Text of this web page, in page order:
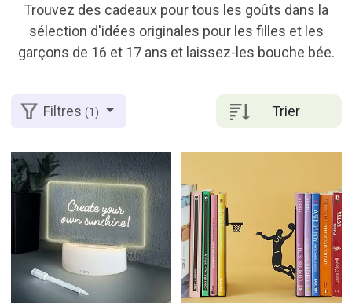
Trouvez des cadeaux pour tous les goûts dans la
sélection d'idées originales pour les filles et les
garçons de 16 et 17 ans et laissez-les bouche bée.
Trier
Filtres(1)